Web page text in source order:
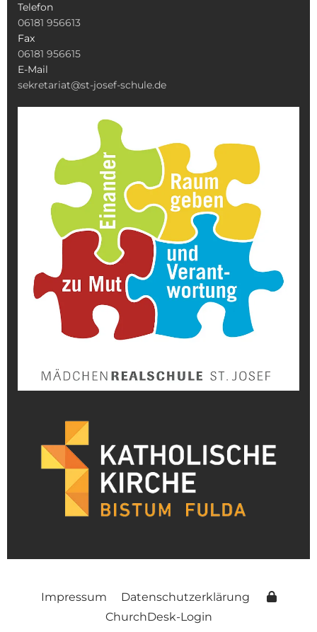
Telefon
06181 956613
Fax
06181 956615
E-Mail
sekretariat@st-josef-schule.de
Impressum
Datenschutzerklärung
ChurchDesk-Login